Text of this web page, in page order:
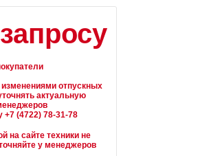
актуальную
на сайте техники не
у менеджеров